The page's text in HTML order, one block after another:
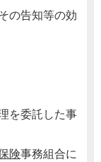
の告知等の効
を委託した事
険事務組合に